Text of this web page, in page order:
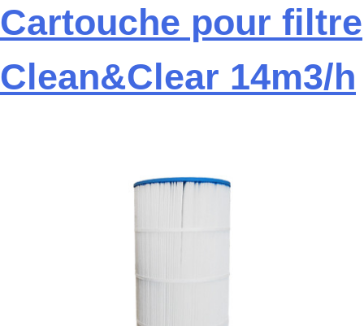
Cartouche pour filtre
Clean&Clear 14m3/h